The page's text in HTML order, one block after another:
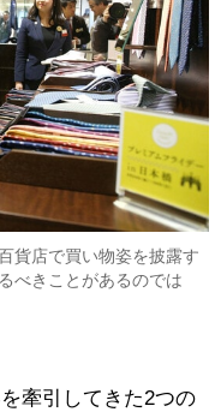
貨店で買い物姿を披露す
べきことがあるのでは
牽引してきた2つの